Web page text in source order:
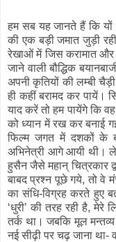
हम सब यह जानते हैं कि यों
की एक बड़ी जमात जुड़ी
रेखाओं में जिस करामात
जाने वाली बौद्धिक
अपनी कृतियों की लम्बी
ही कहीं बरामद कर पायें।
याद करें तो हम पायेंगे कि
को ध्यान में रख कर बनाई
फिल्म जगत में दशकों के
अभिनेत्री आगे आयी थी।
हुसैन जैसे महान् चित्रकार
बाबद प्रश्न पूछे गये, तो वे
का संधि-विग्रह करते हुए
‘धुरी’ की तरह रही है,
तर्क था। जबकि मूल
नई सीढ़ी पर चढ़ जाना था-